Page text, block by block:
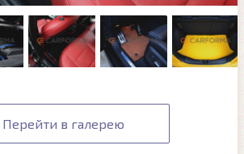
Перейти в галерею